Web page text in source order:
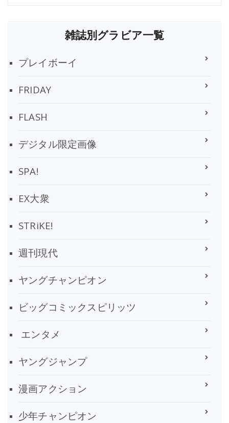
雑誌別グラビア一覧
プレイボーイ
FRIDAY
FLASH
デジタル限定画像
SPA!
EX大衆
STRiKE!
週刊現代
ヤングチャンピオン
ビッグコミックスピリッツ
エンタメ
ヤングジャンプ
漫画アクション
少年チャンピオン